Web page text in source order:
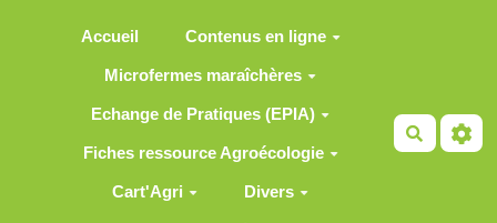
Accueil Contenus en ligne
Microfermes maraîchères
Echange de Pratiques (EPIA)
Fiches ressource Agroécologie
Cart'Agri Divers